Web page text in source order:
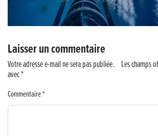
Dernier coup de pédale pour la Cyclosportive
Musique dans la rue !
Laisser un commentaire
Votre adresse e-mail ne sera pas publiée.
Les champs
avec*
Commentaire*